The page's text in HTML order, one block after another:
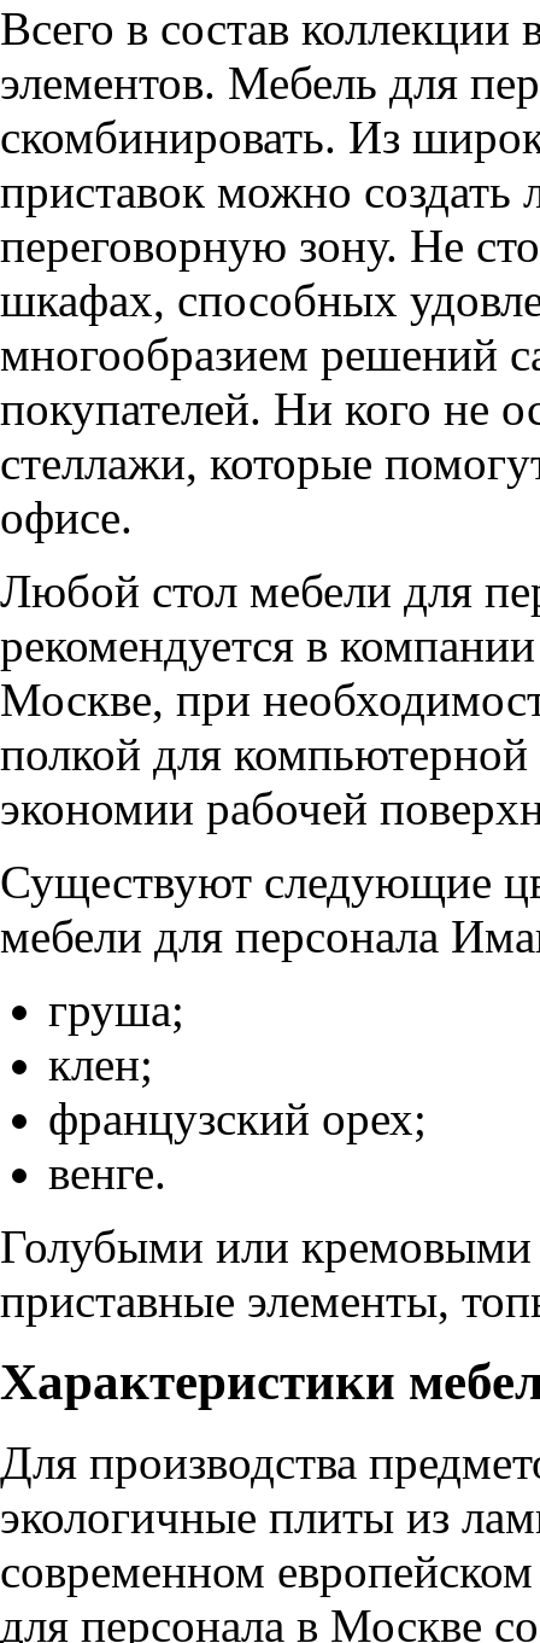
Всего в состав коллекции
элементов. Мебель для
скомбинировать. Из
приставок можно
переговорную зону. Не
шкафах, способных
многообразием решений
покупателей. Ни кого не
стеллажи, которые
офисе.
Любой стол мебели для
рекомендуется в
Москве, при
полкой для компьютерной
экономии рабочей
Существуют следующие
мебели для персонала
груша;
клен;
французский орех;
венге.
Голубыми или кремовыми
приставные элементы,
Характеристики
Для производства
экологичные плиты из
современном
для персонала в Москве